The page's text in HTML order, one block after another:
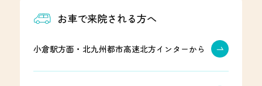
お車で来院される方へ
小倉駅方面・北九州都市高速北方インターから